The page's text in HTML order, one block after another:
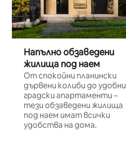
Напълно обзаведени
жилища под наем
От спокойни планински
дървени колиби до удобни
градски апартаменти –
тези обзаведени жилища
под наем имат всички
удобства на дома.